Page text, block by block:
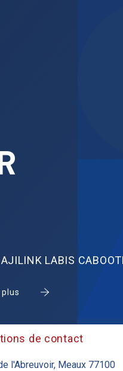
LABIS
de contact
l'Abreuvoir, Meaux 77100